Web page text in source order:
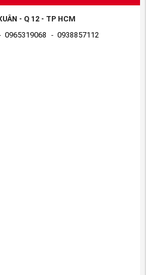
- Q 12 - TP HCM
0965319068 - 0938857112